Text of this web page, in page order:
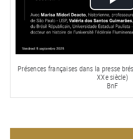
la
Présences françaises dans la presse
XXe siècle)
BnF